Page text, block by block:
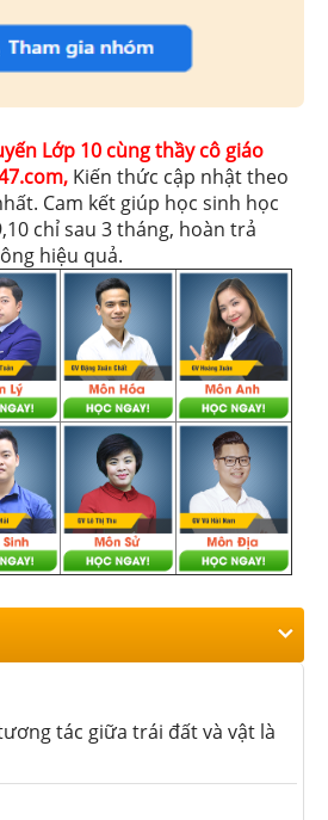
Lớp 10 cùng thầy cô giáo
Kiến thức cập nhật theo
Cam kết giúp học sinh học
chỉ sau 3 tháng, hoàn trả
hiệu quả.
tác giữa trái đất và vật là